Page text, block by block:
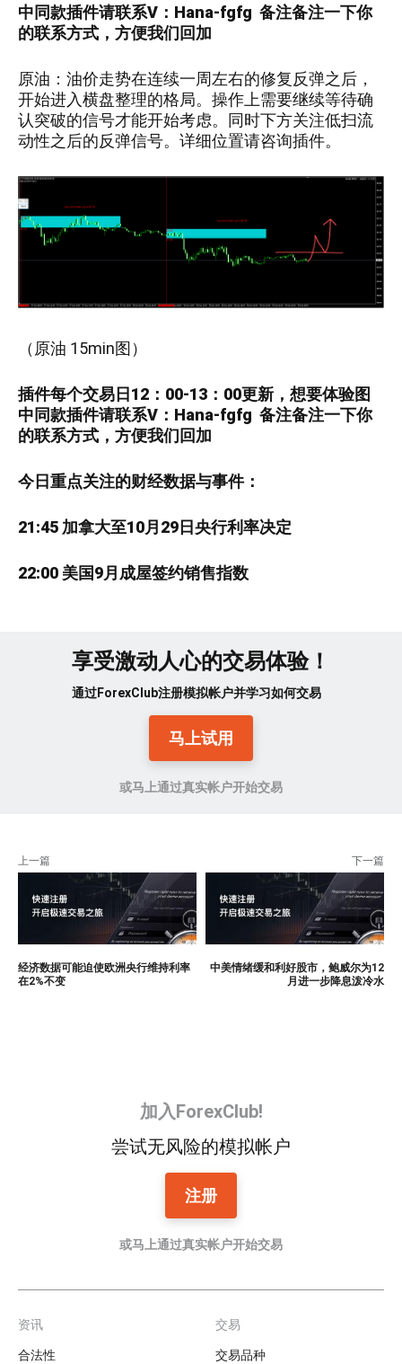
中同款插件请联系V： Hana-fgfg 备注备注一下你
的联系方式，方便我们回加
原油 ： 油价走势在连续一周左右的修复反弹之后，
开始进入横盘整理的格局。操作上需要继续等待确
认突破的信号才能开始考虑。同时下方关注低扫流
动性之后的反弹信号。详细位置请咨询插件。
（ 原油 15min图）
插件每个交易日12：00-13：00更新， 想要体验图
中同款插件请联系V： Hana-fgfg 备注备注一下你
的联系方式，方便我们回加
今日重点关注的财经数据与事件：
21:45 加拿大至10月29日央行利率决定
22:00 美国9月成屋签约销售指数
享受激动人心的交易体验！
通过ForexClub注册模拟帐户并学习如何交易
马上试用
或马上通过真实帐户开始交易
上一篇
经济数据可能迫使欧洲央行维持利率
在2%不变
下一篇
中美情绪缓和利好股市，鲍威尔为12
月进一步降息泼冷水
加入ForexClub!
尝试无风险的模拟帐户
注册
或马上通过真实帐户开始交易
Footer
资讯
合法性
交易
交易品种